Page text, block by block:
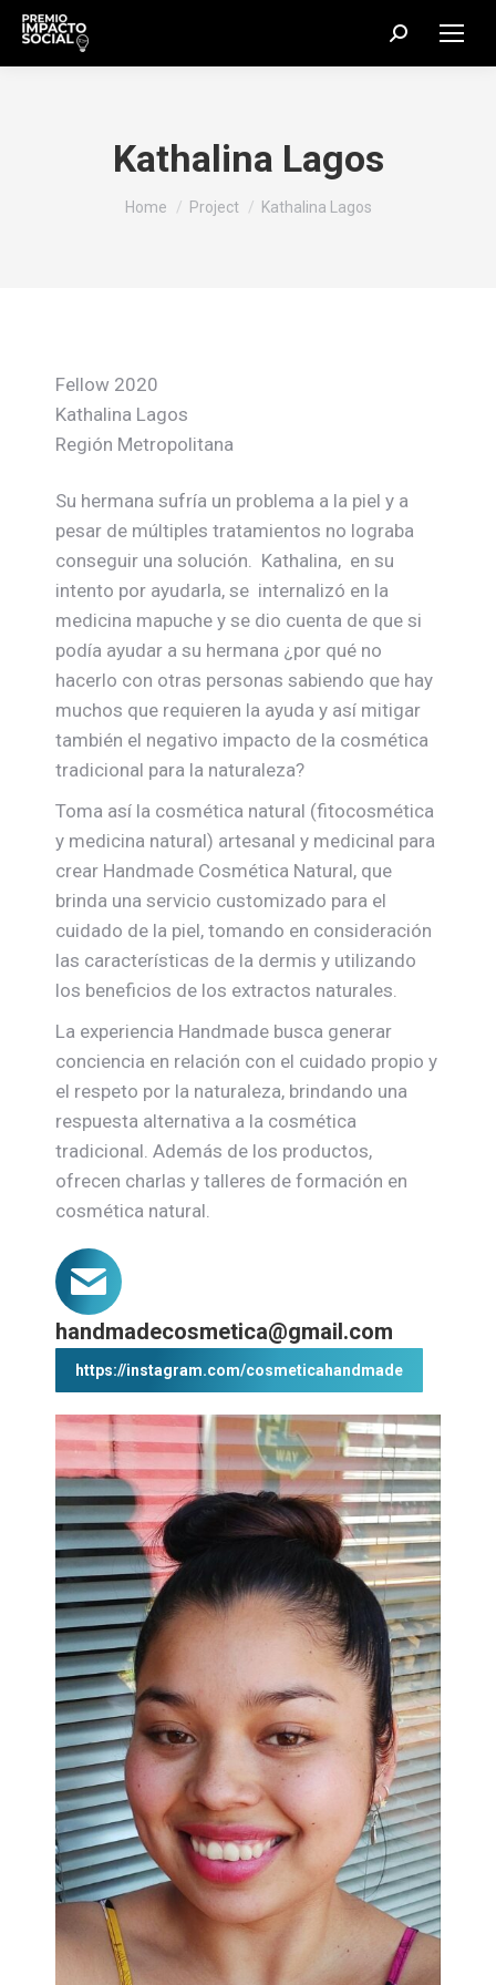
Search:
Kathalina Lagos
You are here:
Home Project Kathalina Lagos
Fellow 2020
Kathalina Lagos
Región Metropolitana
Su hermana sufría un problema a la piel y a
pesar de múltiples tratamientos no lograba
conseguir una solución. Kathalina, en su
intento por ayudarla, se internalizó en la
medicina mapuche y se dio cuenta de que si
podía ayudar a su hermana ¿por qué no
hacerlo con otras personas sabiendo que hay
muchos que requieren la ayuda y así mitigar
también el negativo impacto de la cosmética
tradicional para la naturaleza?
Toma así la cosmética natural (fitocosmética
y medicina natural) artesanal y medicinal para
crear Handmade Cosmética Natural, que
brinda una servicio customizado para el
cuidado de la piel, tomando en consideración
las características de la dermis y utilizando
los beneficios de los extractos naturales.
La experiencia Handmade busca generar
conciencia en relación con el cuidado propio y
el respeto por la naturaleza, brindando una
respuesta alternativa a la cosmética
tradicional. Además de los productos,
ofrecen charlas y talleres de formación en
cosmética natural.
handmadecosmetica@gmail.com
https://instagram.com/cosmeticahandmade